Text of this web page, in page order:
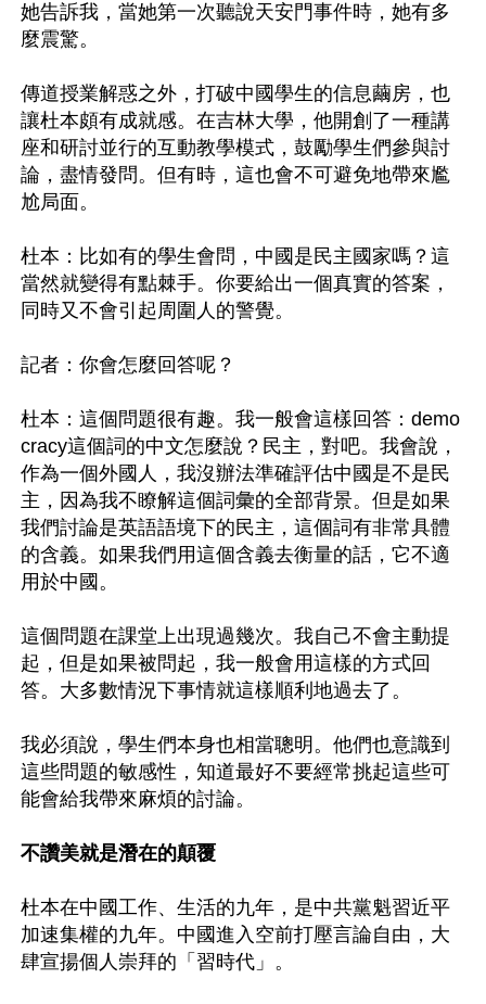
她告訴我，當她第一次聽說天安門事件時，她有多
麼震驚。
傳道授業解惑之外，打破中國學生的信息繭房，也
讓杜本頗有成就感。在吉林大學，他開創了一種講
座和研討並行的互動教學模式，鼓勵學生們參與討
論，盡情發問。但有時，這也會不可避免地帶來尷
尬局面。
杜本：比如有的學生會問，中國是民主國家嗎？這
當然就變得有點棘手。你要給出一個真實的答案，
同時又不會引起周圍人的警覺。
記者：你會怎麼回答呢？
杜本：這個問題很有趣。我一般會這樣回答：demo
cracy這個詞的中文怎麼說？民主，對吧。我會說，
作為一個外國人，我沒辦法準確評估中國是不是民
主，因為我不瞭解這個詞彙的全部背景。但是如果
我們討論是英語語境下的民主，這個詞有非常具體
的含義。如果我們用這個含義去衡量的話，它不適
用於中國。
這個問題在課堂上出現過幾次。我自己不會主動提
起，但是如果被問起，我一般會用這樣的方式回
答。大多數情況下事情就這樣順利地過去了。
我必須說，學生們本身也相當聰明。他們也意識到
這些問題的敏感性，知道最好不要經常挑起這些可
能會給我帶來麻煩的討論。
不讚美就是潛在的顛覆
杜本在中國工作、生活的九年，是中共黨魁習近平
加速集權的九年。中國進入空前打壓言論自由，大
肆宣揚個人崇拜的「習時代」。